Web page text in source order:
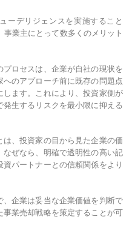
ーデリジェンスを実施すること
業主にとって数多くのメリット
ロセスは、企業が自社の現状を
のアプローチ前に既存の問題点
ます。これにより、投資家側が
生するリスクを最小限に抑える
、投資家の目から見た企業の価
ぜなら、明確で透明性の高い記
パートナーとの信頼関係をより
企業は妥当な企業価値を判断で
業売却戦略を策定することが可